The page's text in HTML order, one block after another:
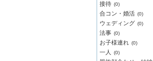
接待 (0)
合コン・婚活 (0)
ウェディング (0)
法事 (0)
お子様連れ (0)
一人 (0)